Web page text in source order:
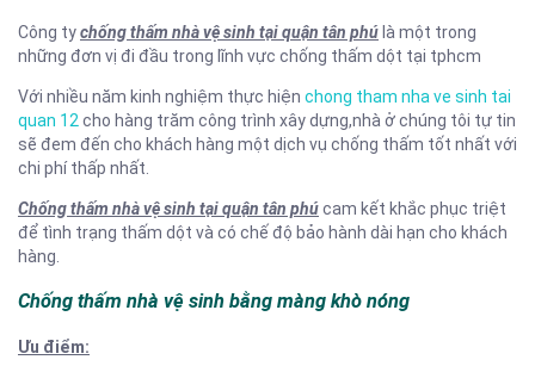
Công tychống thấm nhà vệ sinh tại quận tân phú là một trong
những đơn vị đi đầu trong lĩnh vực chống thấm dột tại tphcm
Với nhiều năm kinh nghiệm thực hiện chong tham nha ve sinh tai
quan 12 cho hàng trăm công trình xây dựng,nhà ở chúng tôi tự tin
sẽ đem đến cho khách hàng một dịch vụ chống thấm tốt nhất với
chi phí thấp nhất.
Chống thấm nhà vệ sinh tại quận tân phúcam kết khắc phục triệt
để tình trạng thấm dột và có chế độ bảo hành dài hạn cho khách
hàng.
Chống thấm nhà vệ sinh bằng màng khò nóng
Ưu điểm: